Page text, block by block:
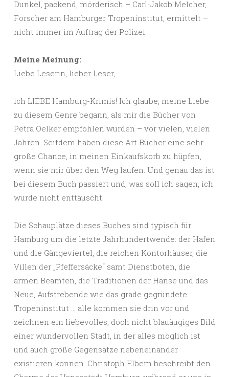
Dunkel, packend, mörderisch – Carl-Jakob Melcher,
Forscher am Hamburger Tropeninstitut, ermittelt –
nicht immer im Auftrag der Polizei.
Meine Meinung:
Liebe Leserin, lieber Leser,
ich LIEBE Hamburg-Krimis! Ich glaube, meine Liebe
zu diesem Genre begann, als mir die Bücher von
Petra Oelker empfohlen wurden – vor vielen, vielen
Jahren. Seitdem haben diese Art Bücher eine sehr
große Chance, in meinen Einkaufskorb zu hüpfen,
wenn sie mir über den Weg laufen. Und genau das ist
bei diesem Buch passiert und, was soll ich sagen, ich
wurde nicht enttäuscht.
Die Schauplätze dieses Buches sind typisch für
Hamburg um die letzte Jahrhundertwende: der Hafen
und die Gängeviertel, die reichen Kontorhäuser, die
Villen der „Pfeffersäcke“ samt Dienstboten, die
armen Beamten, die Traditionen der Hanse und das
Neue, Aufstrebende wie das grade gegründete
Tropeninstitut … alle kommen sie drin vor und
zeichnen ein liebevolles, doch nicht blauäugiges Bild
einer wundervollen Stadt, in der alles möglich ist
und auch große Gegensätze nebeneinander
existieren können. Christoph Elbern beschreibt den